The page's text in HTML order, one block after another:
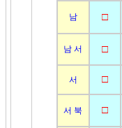
남 □
남 서 □
서 □
서 북 □